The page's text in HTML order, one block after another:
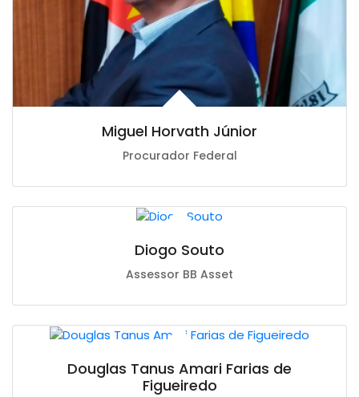
Miguel Horvath Júnior
Procurador Federal
Diogo Souto
Assessor BB Asset
Douglas Tanus Amari Farias de
Figueiredo